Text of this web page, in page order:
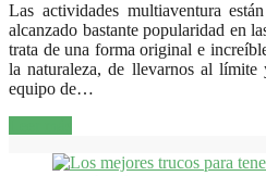
Las actividades multiaventura
alcanzado bastante popularidad en
trata de una forma original e
la naturaleza, de llevarnos al límite
equipo de…